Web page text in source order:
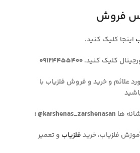
فروش
اینجا کلیک کنید.
کلیک کنید.09124455400
علائم و خرید و فروش فلزیاب با
ها : @karshenas_zarshenasan
فلزیاب، خریدفلزیاب و تعمیر